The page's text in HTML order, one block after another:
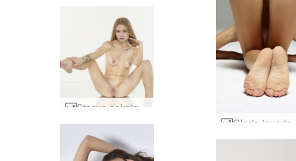
Stasya seksīgas pārdomas #3